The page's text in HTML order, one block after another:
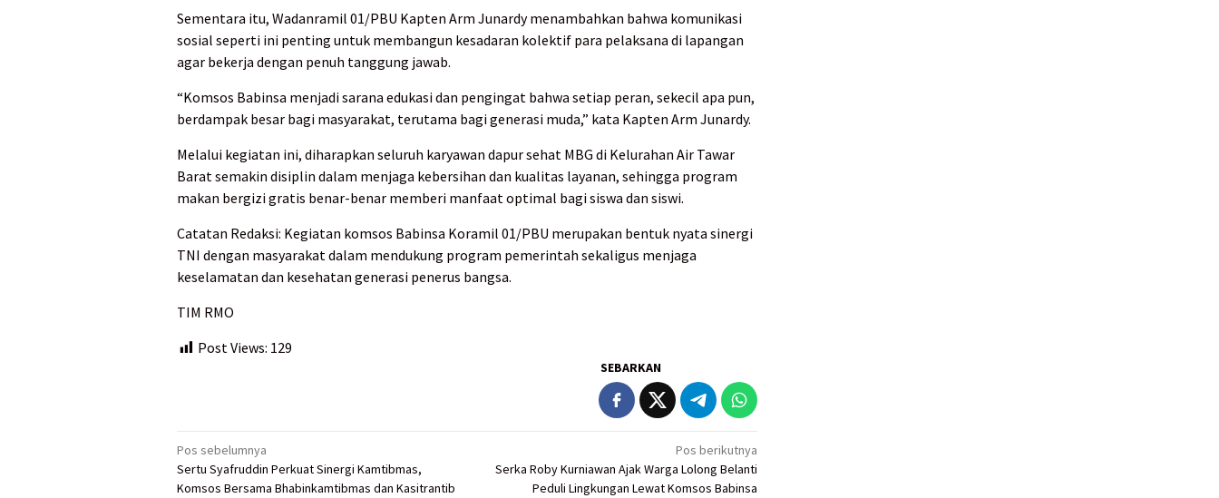
Sementara itu, Wadanramil 01/PBU Kapten Arm Junardy menambahkan bahwa komunikasi
sosial seperti ini penting untuk membangun kesadaran kolektif para pelaksana di lapangan
agar bekerja dengan penuh tanggung jawab.
“Komsos Babinsa menjadi sarana edukasi dan pengingat bahwa setiap peran, sekecil apa pun,
berdampak besar bagi masyarakat, terutama bagi generasi muda,” kata Kapten Arm Junardy.
Melalui kegiatan ini, diharapkan seluruh karyawan dapur sehat MBG di Kelurahan Air Tawar
Barat semakin disiplin dalam menjaga kebersihan dan kualitas layanan, sehingga program
makan bergizi gratis benar-benar memberi manfaat optimal bagi siswa dan siswi.
Catatan Redaksi: Kegiatan komsos Babinsa Koramil 01/PBU merupakan bentuk nyata sinergi
TNI dengan masyarakat dalam mendukung program pemerintah sekaligus menjaga
keselamatan dan kesehatan generasi penerus bangsa.
TIM RMO
Post Views: 129
SEBARKAN
Navigasi
pos
Pos sebelumnya
Sertu Syafruddin Perkuat Sinergi Kamtibmas,
Komsos Bersama Bhabinkamtibmas dan Kasitrantib
Pos berikutnya
Serka Roby Kurniawan Ajak Warga Lolong Belanti
Peduli Lingkungan Lewat Komsos Babinsa